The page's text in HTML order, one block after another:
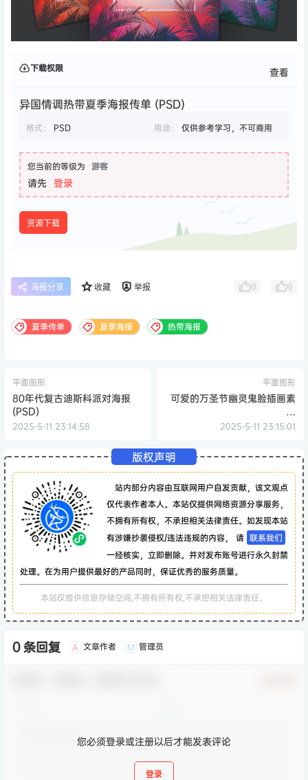
下载权限 查看
异国情调热带夏季海报传单 (PSD)
格式： PSD 用途： 仅供参考学习，不可商用
您当前的等级为 游客
请先 登录
资源下载
海报分享 收藏 举报 0 0
夏季传单 夏季海报 热带海报
平面图形
80年代复古迪斯科派对海报
(PSD)
2025-5-11 23:14:58
平面图形
可爱的万圣节幽灵鬼脸插画素
(AI,EPS,JPG,PDF,PNG,SVG)
2025-5-11 23:15:01
版权声明
站内部分内容由互联网用户自发贡献，该文观点
仅代表作者本人。本站仅提供网络资源分享服务，
不拥有所有权，不承担相关法律责任。如发现本站
有涉嫌抄袭侵权/违法违规的内容， 请 联系我们
一经核实，立即删除。并对发布账号进行永久封禁
处理。在为用户提供最好的产品同时，保证优秀的服务质量。
本站仅提供信息存储空间,不拥有所有权,不承担相关法律责任。
0 条回复 A 文章作者 M 管理员
您必须登录或注册以后才能发表评论
登录